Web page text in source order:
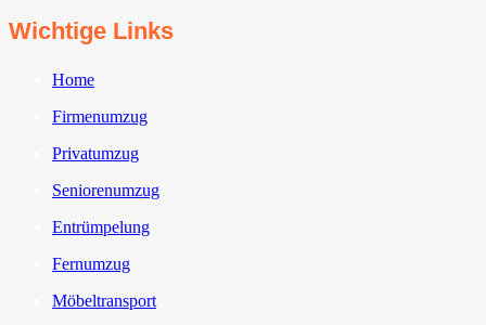
Wichtige Links
Home
Firmenumzug
Privatumzug
Seniorenumzug
Entrümpelung
Fernumzug
Möbeltransport